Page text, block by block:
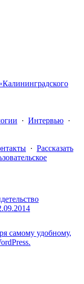
· Интервью ·
· Рассказать
самому удобному,